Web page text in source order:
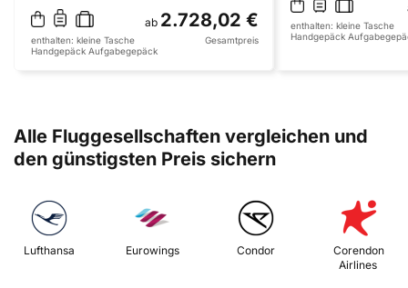
ab 2.728,02 €
enthalten: kleine Tasche
Handgepäck Aufgabegepäck
Gesamtpreis
enthalten: kleine Tasche
Handgepäck
Alle Fluggesellschaften vergleichen und
den günstigsten Preis sichern
Lufthansa Eurowings Condor
Corendon
Airlines